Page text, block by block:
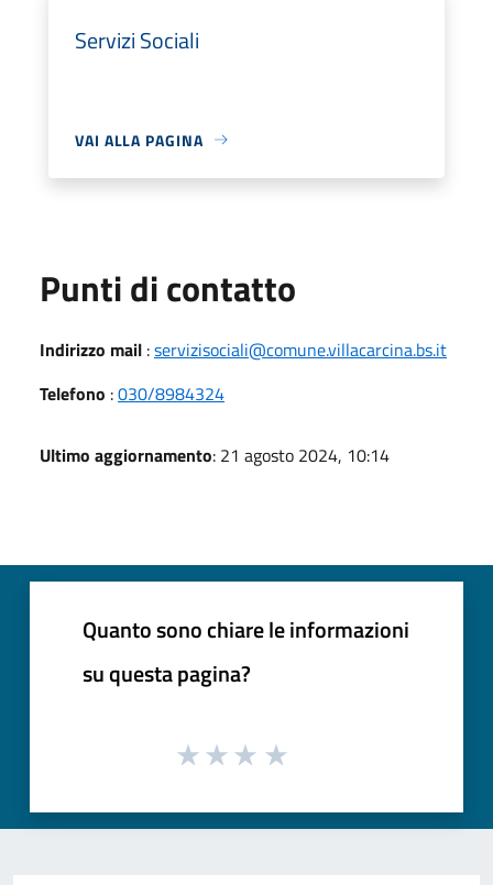
Servizi Sociali
VAI ALLA PAGINA
Punti di contatto
Indirizzo mail :servizisociali@comune.villacarcina.bs.it
Telefono :030/8984324
Ultimo aggiornamento: 21 agosto 2024, 10:14
Quanto sono chiare le informazioni
su questa pagina?